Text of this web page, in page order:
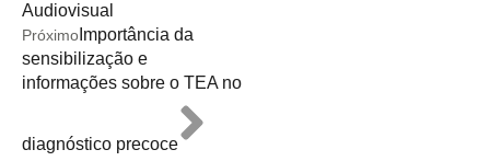
Audiovisual
Próximo Importância da
sensibilização e
informações sobre o TEA no
diagnóstico precoce